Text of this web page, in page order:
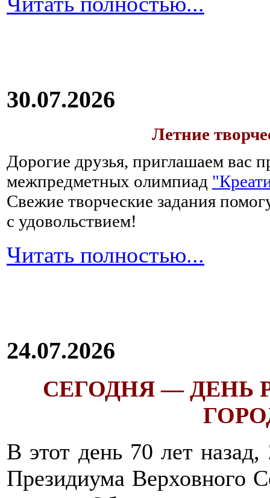
30.07.2026
Летние
Дорогие друзья, приглашаем вас
межпредметных олимпиад
Свежие творческие задания
с удовольствием!
Читать полностью...
24.07.2026
СЕГОДНЯ — ДЕНЬ
В этот день 70 лет
Президиума Верховного